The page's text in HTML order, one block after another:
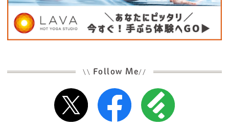
\\ Follow Me//